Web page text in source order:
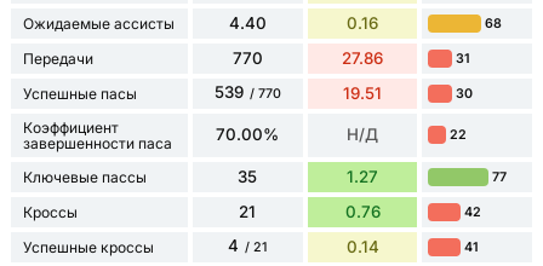
Ожидаемые ассисты 4.40 0.16 68
Передачи 770 27.86 31
Успешные пасы 539 / 770 19.51 30
Коэффициент
завершенности паса
70.00% Н/Д 22
Ключевые пассы 35 1.27 77
Кроссы 21 0.76 42
Успешные кроссы 4 / 21 0.14 41